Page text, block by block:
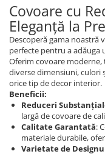
Covoare cu
Eleganță la
Descoperă gama noastră
perfecte pentru a adăuga
Oferim covoare
diverse dimensiuni, culori
orice tip de decor interior.
Beneficii:
Reduceri
largă de covoare de
Calitate Garantată:
materiale durabile,
Varietate de